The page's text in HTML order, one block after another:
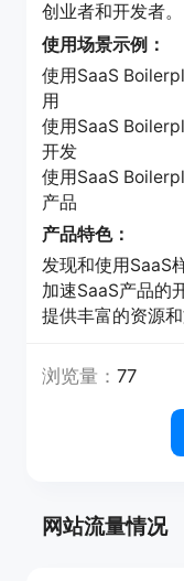
创业者和开发者。
使用场景示例：
使用SaaS
用
使用SaaS
开发
使用SaaS
产品
产品特色：
发现和使用SaaS
加速SaaS产品的
提供丰富的资源
浏览量：77
网站流量情况